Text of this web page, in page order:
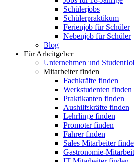
Schülerjobs
Schülerpraktikum
Ferienjob für Schüler
Nebenjob für Schüler
Blog
Für Arbeitgeber
Unternehmen und
Mitarbeiter finden
Fachkräfte finden
Werkstudenten finden
Praktikanten finden
Aushilfskräfte finden
Lehrlinge finden
Promoter finden
Fahrer finden
Sales Mitarbeiter
Gastronomie-